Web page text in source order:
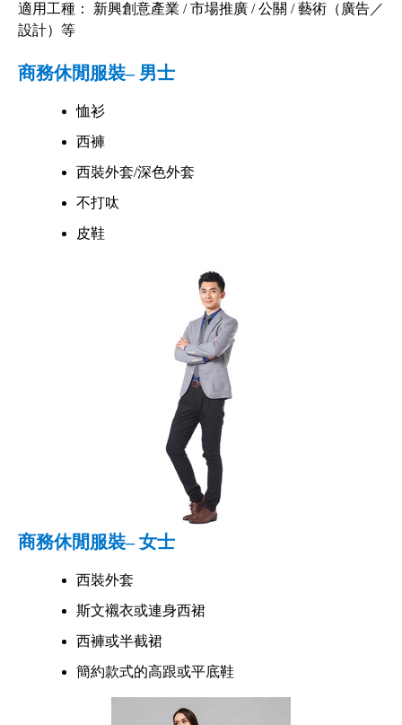
適用工種： 新興創意產業 / 市場推廣 / 公關 / 藝術（廣告／
設計）等
商務休閒服裝– 男士
恤衫
西褲
西裝外套/深色外套
不打呔
皮鞋
商務休閒服裝– 女士
西裝外套
斯文襯衣或連身西裙
西褲或半截裙
簡約款式的高跟或平底鞋